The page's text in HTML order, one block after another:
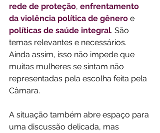
rede de proteção, enfrentamento
da violência política de gênero e
políticas de saúde integral. São
temas relevantes e necessários.
Ainda assim, isso não impede que
muitas mulheres se sintam não
representadas pela escolha feita pela
Câmara.
A situação também abre espaço para
uma discussão delicada, mas